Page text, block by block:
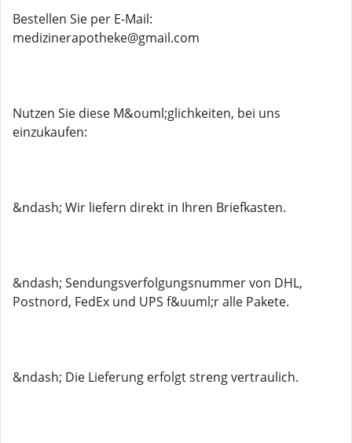
Bestellen Sie per E-Mail:
medizinerapotheke@gmail.com
Nutzen Sie diese M&ouml;glichkeiten, bei uns
einzukaufen:
&ndash; Wir liefern direkt in Ihren Briefkasten.
&ndash; Sendungsverfolgungsnummer von DHL,
Postnord, FedEx und UPS f&uuml;r alle Pakete.
&ndash; Die Lieferung erfolgt streng vertraulich.